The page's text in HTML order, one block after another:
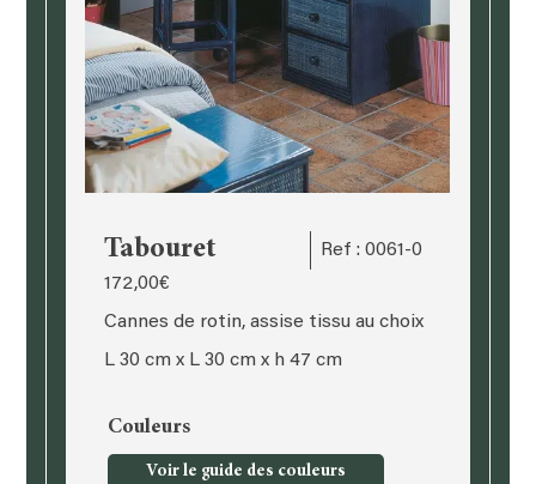
Tabouret
Ref : 0061-0
172,00€
Cannes de rotin, assise tissu au choix
L 30 cm x L 30 cm x h 47 cm
Couleurs
Voir le guide des couleurs